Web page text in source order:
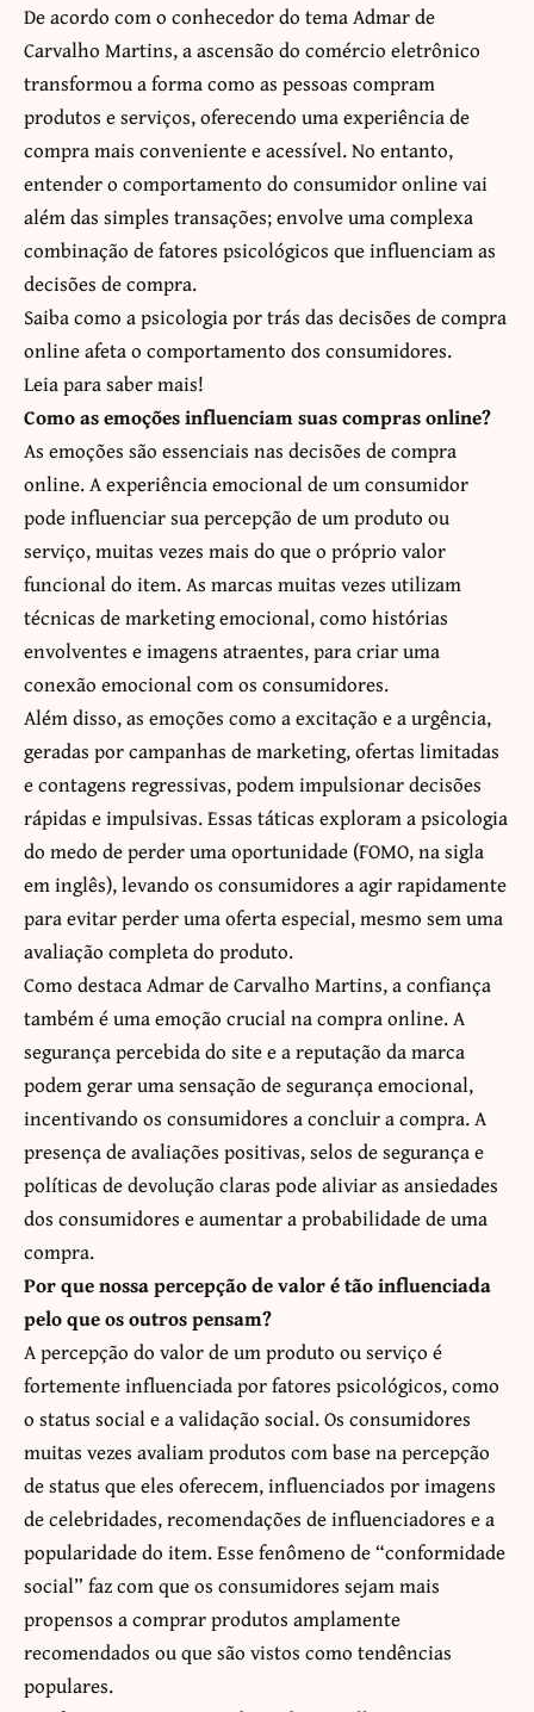
De acordo com o conhecedor do tema Admar de
Carvalho Martins, a ascensão do comércio eletrônico
transformou a forma como as pessoas compram
produtos e serviços, oferecendo uma experiência de
compra mais conveniente e acessível. No entanto,
entender o comportamento do consumidor online vai
além das simples transações; envolve uma complexa
combinação de fatores psicológicos que influenciam as
decisões de compra.
Saiba como a psicologia por trás das decisões de compra
online afeta o comportamento dos consumidores.
Leia para saber mais!
Como as emoções influenciam suas compras online?
As emoções são essenciais nas decisões de compra
online. A experiência emocional de um consumidor
pode influenciar sua percepção de um produto ou
serviço, muitas vezes mais do que o próprio valor
funcional do item. As marcas muitas vezes utilizam
técnicas de marketing emocional, como histórias
envolventes e imagens atraentes, para criar uma
conexão emocional com os consumidores.
Além disso, as emoções como a excitação e a urgência,
geradas por campanhas de marketing, ofertas limitadas
e contagens regressivas, podem impulsionar decisões
rápidas e impulsivas. Essas táticas exploram a psicologia
do medo de perder uma oportunidade (FOMO, na sigla
em inglês), levando os consumidores a agir rapidamente
para evitar perder uma oferta especial, mesmo sem uma
avaliação completa do produto.
Como destaca Admar de Carvalho Martins, a confiança
também é uma emoção crucial na compra online. A
segurança percebida do site e a reputação da marca
podem gerar uma sensação de segurança emocional,
incentivando os consumidores a concluir a compra. A
presença de avaliações positivas, selos de segurança e
políticas de devolução claras pode aliviar as ansiedades
dos consumidores e aumentar a probabilidade de uma
compra.
Por que nossa percepção de valor é tão influenciada
pelo que os outros pensam?
A percepção do valor de um produto ou serviço é
fortemente influenciada por fatores psicológicos, como
o status social e a validação social. Os consumidores
muitas vezes avaliam produtos com base na percepção
de status que eles oferecem, influenciados por imagens
de celebridades, recomendações de influenciadores e a
popularidade do item. Esse fenômeno de “conformidade
social” faz com que os consumidores sejam mais
propensos a comprar produtos amplamente
recomendados ou que são vistos como tendências
populares.